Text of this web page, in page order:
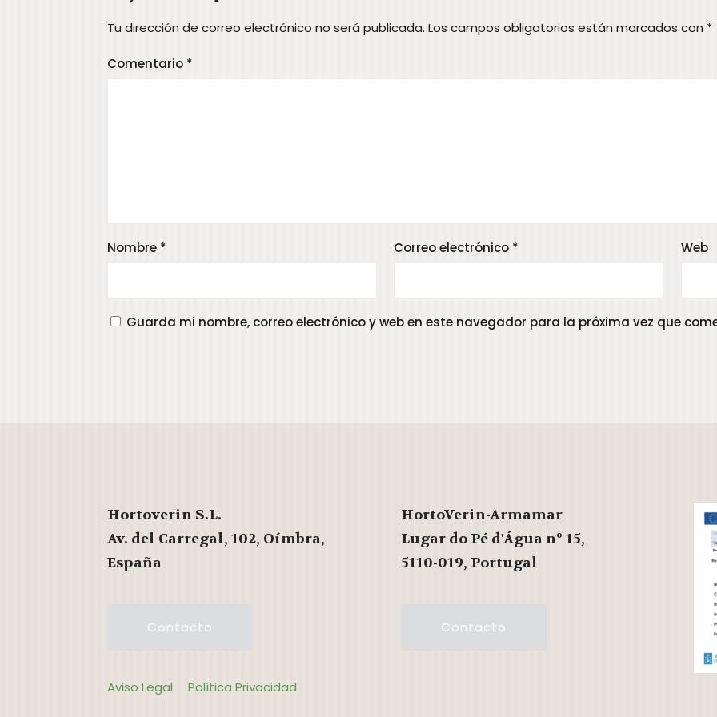
Tu dirección de correo electrónico no será publicada. Los campos obligatorios están marcados con *
Comentario *
Nombre * Correo electrónico * Web
Guarda mi nombre, correo electrónico y web en este navegador para la próxima vez que
Hortoverin S.L.
Av. del Carregal, 102, Oímbra,
España
Contacto
Aviso Legal Política Privacidad
HortoVerin-Armamar
Lugar do Pé d'Água nº 15,
5110-019, Portugal
Contacto